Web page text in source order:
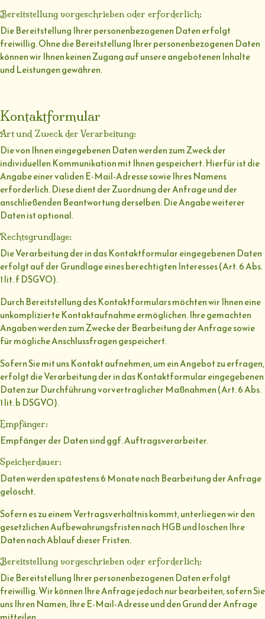
Bereitstellung vorgeschrieben oder erforderlich:
Die Bereitstellung Ihrer personenbezogenen Daten erfolgt
freiwillig. Ohne die Bereitstellung Ihrer personenbezogenen Daten
können wir Ihnen keinen Zugang auf unsere angebotenen Inhalte
und Leistungen gewähren.
Kontaktformular
Art und Zweck der Verarbeitung:
Die von Ihnen eingegebenen Daten werden zum Zweck der
individuellen Kommunikation mit Ihnen gespeichert. Hierfür ist die
Angabe einer validen E-Mail-Adresse sowie Ihres Namens
erforderlich. Diese dient der Zuordnung der Anfrage und der
anschließenden Beantwortung derselben. Die Angabe weiterer
Daten ist optional.
Rechtsgrundlage:
Die Verarbeitung der in das Kontaktformular eingegebenen Daten
erfolgt auf der Grundlage eines berechtigten Interesses (Art. 6 Abs.
1 lit. f DSGVO).
Durch Bereitstellung des Kontaktformulars möchten wir Ihnen eine
unkomplizierte Kontaktaufnahme ermöglichen. Ihre gemachten
Angaben werden zum Zwecke der Bearbeitung der Anfrage sowie
für mögliche Anschlussfragen gespeichert.
Sofern Sie mit uns Kontakt aufnehmen, um ein Angebot zu erfragen,
erfolgt die Verarbeitung der in das Kontaktformular eingegebenen
Daten zur Durchführung vorvertraglicher Maßnahmen (Art. 6 Abs.
1 lit. b DSGVO).
Empfänger:
Empfänger der Daten sind ggf. Auftragsverarbeiter.
Speicherdauer:
Daten werden spätestens 6 Monate nach Bearbeitung der Anfrage
gelöscht.
Sofern es zu einem Vertragsverhältnis kommt, unterliegen wir den
gesetzlichen Aufbewahrungsfristen nach HGB und löschen Ihre
Daten nach Ablauf dieser Fristen.
Bereitstellung vorgeschrieben oder erforderlich:
Die Bereitstellung Ihrer personenbezogenen Daten erfolgt
freiwillig. Wir können Ihre Anfrage jedoch nur bearbeiten, sofern Sie
uns Ihren Namen, Ihre E-Mail-Adresse und den Grund der Anfrage